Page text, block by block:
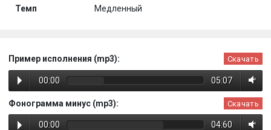
Темп Медленный
Пример исполнения (mp3): Скачать
00:00 05:07
Фонограмма минус (mp3): Скачать
00:00 04:60